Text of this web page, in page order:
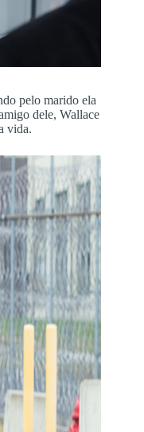
pelo marido ela
dele, Wallace
vida.